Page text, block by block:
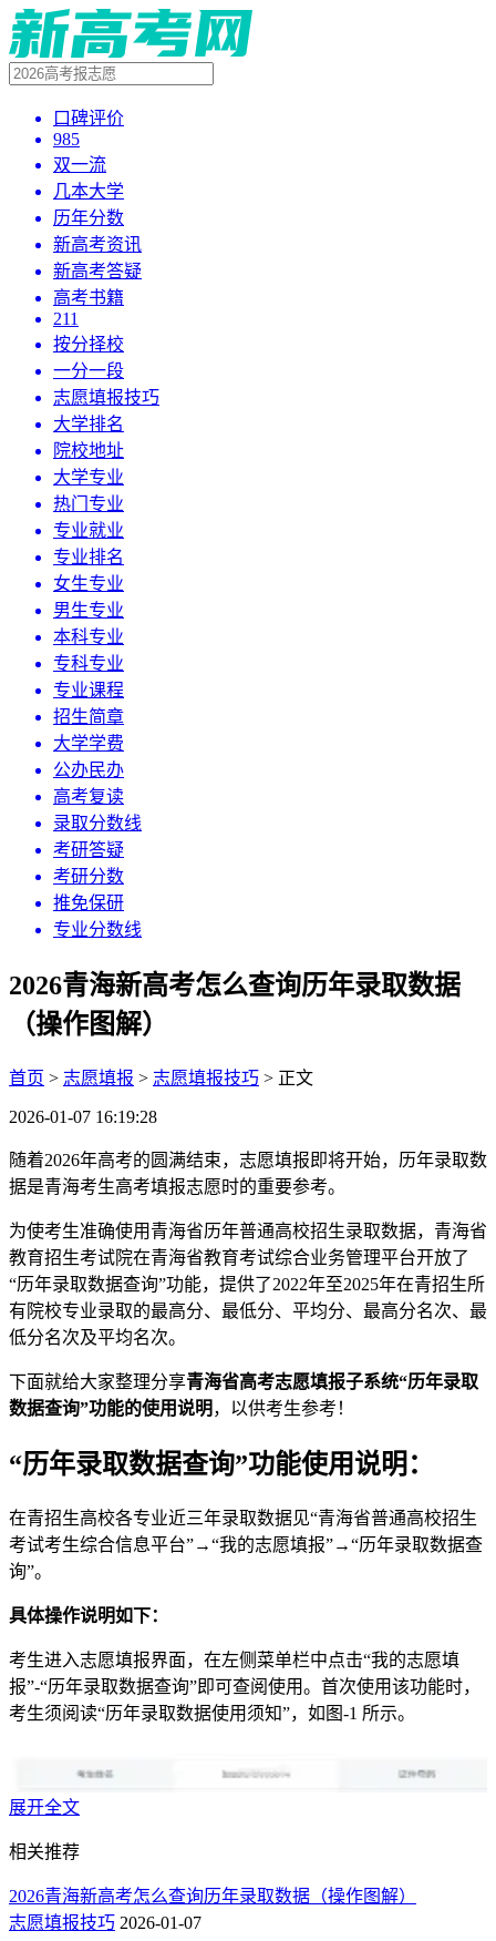
口碑评价
985
双一流
几本大学
历年分数
新高考资讯
新高考答疑
高考书籍
211
按分择校
一分一段
志愿填报技巧
大学排名
院校地址
大学专业
热门专业
专业就业
专业排名
女生专业
男生专业
本科专业
专科专业
专业课程
招生简章
大学学费
公办民办
高考复读
录取分数线
考研答疑
考研分数
推免保研
专业分数线
2026青海新高考怎么查询历年录取数据
（操作图解）
首页 > 志愿填报 > 志愿填报技巧 > 正文
2026-01-07 16:19:28
随着2026年高考的圆满结束，志愿填报即将开始，历年录取数
据是青海考生高考填报志愿时的重要参考。
为使考生准确使用青海省历年普通高校招生录取数据，青海省
教育招生考试院在青海省教育考试综合业务管理平台开放了
“历年录取数据查询”功能，提供了2022年至2025年在青招生所
有院校专业录取的最高分、最低分、平均分、最高分名次、最
低分名次及平均名次。
下面就给大家整理分享青海省高考志愿填报子系统“历年录取
数据查询”功能的使用说明 ，以供考生参考！
“历年录取数据查询”功能使用说明：
在青招生高校各专业近三年录取数据见“青海省普通高校招生
考试考生综合信息平台”→“我的志愿填报”→“历年录取数据查
询”。
具体操作说明如下：
考生进入志愿填报界面，在左侧菜单栏中点击“我的志愿填
报”-“历年录取数据查询”即可查阅使用。首次使用该功能时，
考生须阅读“历年录取数据使用须知”，如图-1 所示。
展开全文
相关推荐
2026青海新高考怎么查询历年录取数据（操作图解）
志愿填报技巧 2026-01-07